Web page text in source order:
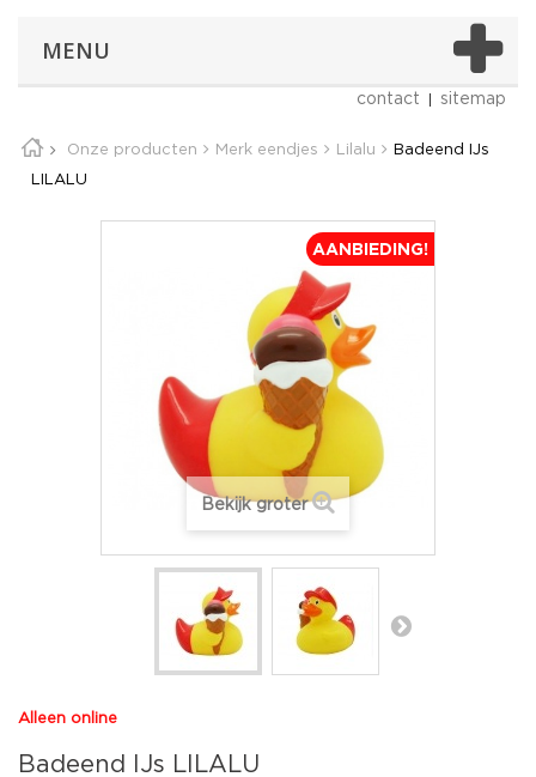
MENU
contact sitemap
Onze producten Merk eendjes Lilalu Badeend IJs
LILALU
AANBIEDING!
Bekijk groter
Alleen online
Badeend IJs LILALU